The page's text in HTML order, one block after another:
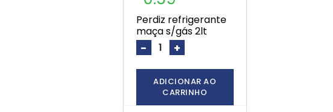
perdiz refrigerante
maça s/gás 2lt
- +
ADICIONAR AO
CARRINHO